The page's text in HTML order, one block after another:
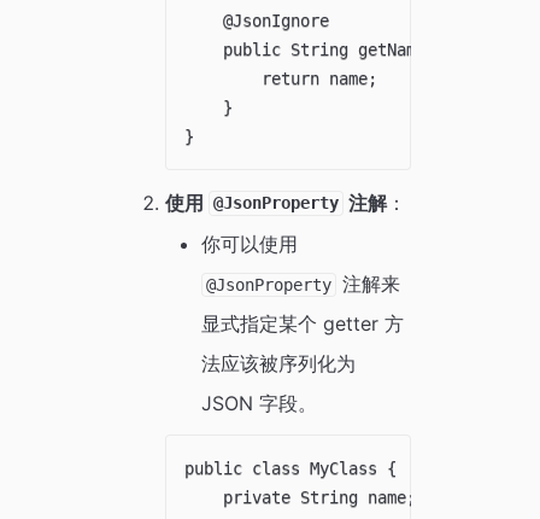
    @JsonIgnore
    public String getName() {
        return name;
    }
使用 @JsonProperty 注解：
你可以使用
@JsonProperty 注解来
显式指定某个 getter 方
法应该被序列化为
JSON 字段。
public class MyClass {
    private String name;